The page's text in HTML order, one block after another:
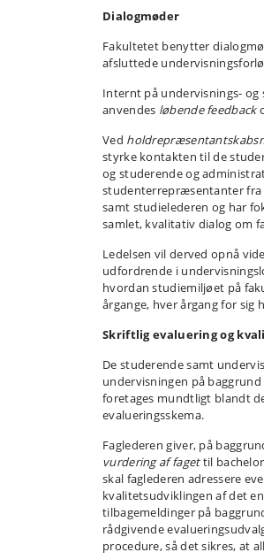
Dialogmøder
Fakultetet benytter
afsluttede
Internt på undervisnings-
anvendes løbende feedback
Ved
styrke kontakten til de
og studerende og
studenterrepræsentanter fra
samt studielederen og har
samlet, kvalitativ dialog om
Ledelsen vil derved opnå
udfordrende i
hvordan studiemiljøet på
årgange, hver årgang for sig
Skriftlig evaluering og
De studerende samt
undervisningen på
foretages mundtligt blandt
evalueringsskema.
Faglederen giver, på
vurdering af fagettil
skal faglederen adressere
kvalitetsudviklingen af det
tilbagemeldinger på
rådgivende
procedure, så det sikres, at